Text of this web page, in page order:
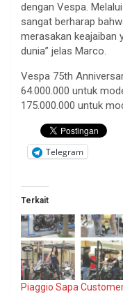
dengan Vespa.
sangat berharap
merasakan keajaiban
dunia” jelas Marco.
Vespa 75th
64.000.000 untuk
175.000.000 untuk
Telegram
Terkait
Piaggio Sapa